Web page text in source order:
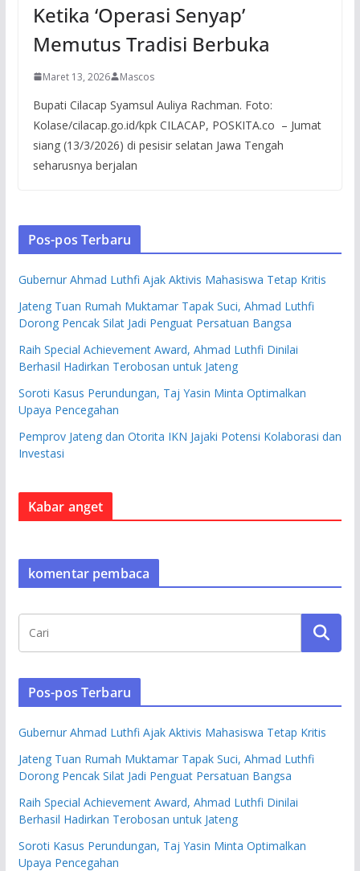
Ketika ‘Operasi Senyap’
Memutus Tradisi Berbuka
Maret 13, 2026 Mascos
Bupati Cilacap Syamsul Auliya Rachman. Foto:
Kolase/cilacap.go.id/kpk CILACAP, POSKITA.co – Jumat
siang (13/3/2026) di pesisir selatan Jawa Tengah
seharusnya berjalan
Pos-pos Terbaru
Gubernur Ahmad Luthfi Ajak Aktivis Mahasiswa Tetap Kritis
Jateng Tuan Rumah Muktamar Tapak Suci, Ahmad Luthfi
Dorong Pencak Silat Jadi Penguat Persatuan Bangsa
Raih Special Achievement Award, Ahmad Luthfi Dinilai
Berhasil Hadirkan Terobosan untuk Jateng
Soroti Kasus Perundungan, Taj Yasin Minta Optimalkan
Upaya Pencegahan
Pemprov Jateng dan Otorita IKN Jajaki Potensi Kolaborasi dan
Investasi
Kabar anget
komentar pembaca
Pos-pos Terbaru
Gubernur Ahmad Luthfi Ajak Aktivis Mahasiswa Tetap Kritis
Jateng Tuan Rumah Muktamar Tapak Suci, Ahmad Luthfi
Dorong Pencak Silat Jadi Penguat Persatuan Bangsa
Raih Special Achievement Award, Ahmad Luthfi Dinilai
Berhasil Hadirkan Terobosan untuk Jateng
Soroti Kasus Perundungan, Taj Yasin Minta Optimalkan
Upaya Pencegahan